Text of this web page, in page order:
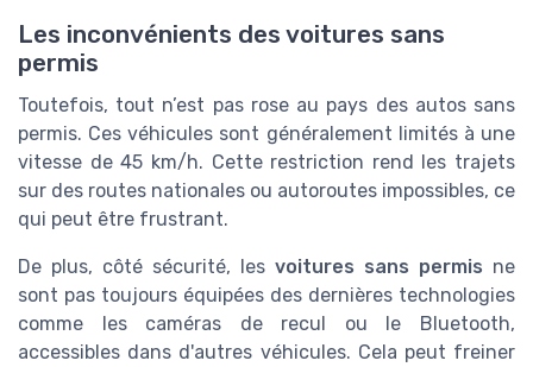
Les inconvénients des voitures sans
permis
Toutefois, tout n’est pas rose au pays des autos sans
permis. Ces véhicules sont généralement limités à une
vitesse de 45 km/h. Cette restriction rend les trajets
sur des routes nationales ou autoroutes impossibles, ce
qui peut être frustrant.
De plus, côté sécurité, les voitures sans permis ne
sont pas toujours équipées des dernières technologies
comme les caméras de recul ou le Bluetooth,
accessibles dans d'autres véhicules. Cela peut freiner